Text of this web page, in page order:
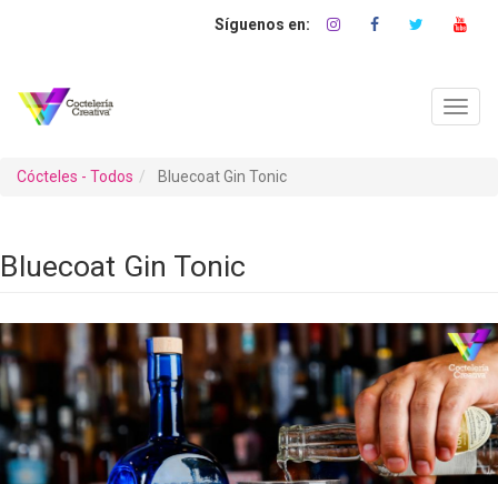
Cócteles - Todos Bluecoat Gin Tonic
Bluecoat Gin Tonic